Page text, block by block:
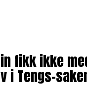
fikk ikke
i Tengs-